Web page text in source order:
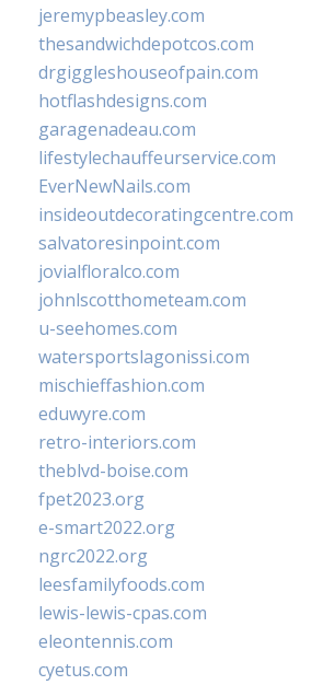
jeremypbeasley.com
thesandwichdepotcos.com
drgiggleshouseofpain.com
hotflashdesigns.com
garagenadeau.com
lifestylechauffeurservice.com
EverNewNails.com
insideoutdecoratingcentre.com
salvatoresinpoint.com
jovialfloralco.com
johnlscotthometeam.com
u-seehomes.com
watersportslagonissi.com
mischieffashion.com
eduwyre.com
retro-interiors.com
theblvd-boise.com
fpet2023.org
e-smart2022.org
ngrc2022.org
leesfamilyfoods.com
lewis-lewis-cpas.com
eleontennis.com
cyetus.com